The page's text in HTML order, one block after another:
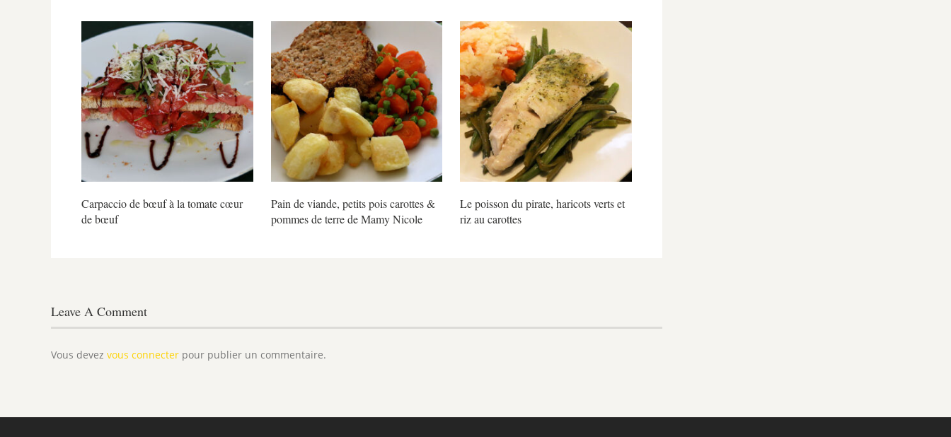
Carpaccio de bœuf à la tomate cœur
de bœuf
Pain de viande, petits pois carottes &
pommes de terre de Mamy Nicole
Le poisson du pirate, haricots verts et
riz au carottes
Leave A Comment
Vous devez vous connecter pour publier un commentaire.